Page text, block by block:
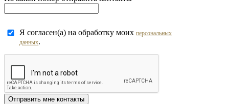
Я согласен(а) на обработку моихперсональных
данных.
Отправить мне контакты